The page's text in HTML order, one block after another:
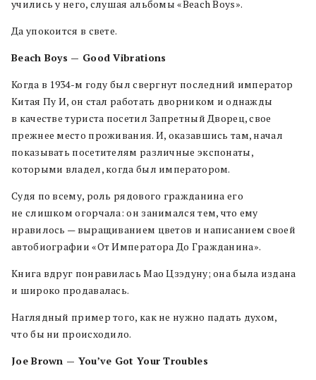
учились у него, слушая альбомы «Beach Boys».
Да упокоится в свете.
Beach Boys — Good Vibrations
Когда в 1934-м году был свергнут последний император
Китая Пу И, он стал работать дворником и однажды
в качестве туриста посетил Запретный Дворец, свое
прежнее место проживания. И, оказавшись там, начал
показывать посетителям различные экспонаты,
которыми владел, когда был императором.
Судя по всему, роль рядового гражданина его
не слишком огорчала: он занимался тем, что ему
нравилось — выращиванием цветов и написанием своей
автобиографии «От Императора До Гражданина».
Книга вдруг понравилась Мао Цзэдуну; она была издана
и широко продавалась.
Наглядный пример того, как не нужно падать духом,
что бы ни происходило.
Joe Brown — You’ve Got Your Troubles